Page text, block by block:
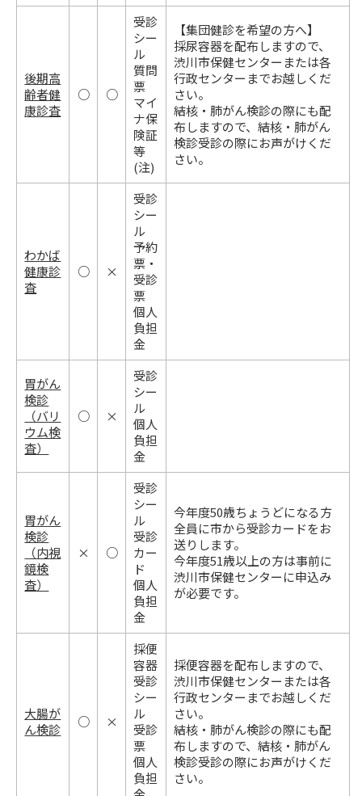
後期高
齢者健
康診査
○ ○
受診
シー
ル
質問
票
マイ
ナ保
険証
等
(注)
【集団健診を希望の方へ】
採尿容器を配布しますので、
渋川市保健センターまたは各
行政センターまでお越しくだ
さい。
結核・肺がん検診の際にも配
布しますので、結核・肺がん
検診受診の際にお声がけくだ
さい。
わかば
健康診
査
○ ×
受診
シー
ル
予約
票・
受診
票
個人
負担
金
胃がん
検診
（バリ
ウム検
査）
○ ×
受診
シー
ル
個人
負担
金
胃がん
検診
（内視
鏡検
査）
× ○
受診
シー
ル
受診
カー
ド
個人
負担
金
今年度50歳ちょうどになる方
全員に市から受診カードをお
送りします。
今年度51歳以上の方は事前に
渋川市保健センターに申込み
が必要です。
大腸が
ん検診
○ ×
採便
容器
受診
シー
ル
受診
票
個人
負担
採便容器を配布しますので、
渋川市保健センターまたは各
行政センターまでお越しくだ
さい。
結核・肺がん検診の際にも配
布しますので、結核・肺がん
検診受診の際にお声がけくだ
さい。